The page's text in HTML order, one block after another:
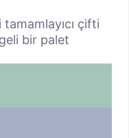
tamamlayıcı çifti
bir palet